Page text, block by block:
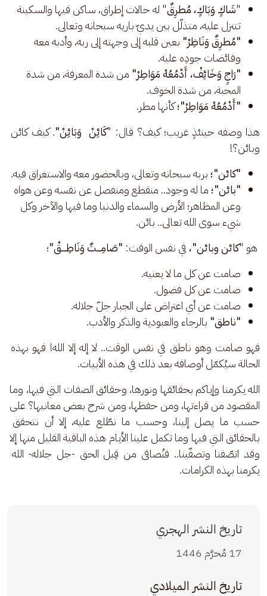
"شَاكٍ وَبَاكٍ، مُطرِقٌ" له حالات إطراق، ساكن فيها والسكينة
تتنزل عليه، متذلّل بين يديّ باريه سبحانه وتعالى.
"مُطرِقٌ وَنَاظِرْ" بعين قلبه إلى وجهته إلى ربه، وأدبه معه
وفائضات جودِه عليه.
"رَاجٍ وَخَائِفْ، أَدْمُعُهْ مَوَاطِرْ" من شدة المعرفة، من شدة
المحبة، من شدة الخوف.
"أَدْمُعُهْ مَوَاطِرْ"؛كأنها مطر.
هذا وصفه حينئذٍ غريب؛ كيف؟ قال: "كَائِنْ  وَبَائِنْ". كيف كائن
وبائن؟!
"كائن"؛ بربه سبحانه وتعالى، وبالحضور معه والاستغراق فيه.
"بائن"؛ ما له وجود.. منقطع ومنفصل عن نفسه وعن هواه
وعن المظاهر؛ الأرض والسماء والدنيا وما فيها والآخر وكل
شيء سوى الله تعالى.. بائن.
هو "كائن وبائن"، في نفس الوقت: "صَامِـــتٌ وَنَاطِــــقْ"؛
صامت عن كل ما لا يعنيه.
صامت عن كل فضول.
صامت عن أي اعتراض على الجبار جلّ جلاله.
"ناطق" بالرجاء والعبودية والذكر والأدب.
فهو صامت وهو ناطق في نفس الوقت.. لا إله إلا الله! فهو بهذه
الحالة سيُكمّل أوصافه بعد ذلك في هذه الأبيات.
الله يكرمنا وإياكم بحقائقها ونورها، وحقائق الصفات التي فيها، وما
المقصود من قراءتها، ومن حفظها، ومن شرح بعض معانيها؟ على
حسب ما يصل إلينا، وحسب ما نطّلع عليه، إلا أن نتحقق
بالحقائق التي فيها وما تكمل علينا الأيام هذه الباقية القليل منها إلا
وقد اتصّفنا وتصفّينا.. فنُصافى من قِبل الحق -جل جلاله- الله
يكرمنا بهذه الكرامات.
تاريخ النشر الهجري
17 مُحرَّم 1446
تاريخ النشر الميلادي